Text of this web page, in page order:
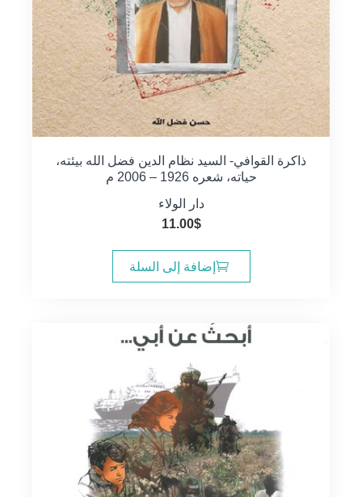
ذاكرة القوافي- السيد نظام الدين فضل الله بيئته،
حياته، شعره 1926 – 2006 م
دار الولاء
11.00$
إضافة إلى السلة